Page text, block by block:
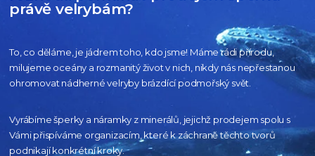
právě velrybám?
To, co děláme, je jádrem toho, kdo jsme! Máme rádi přírodu,
milujeme oceány a rozmanitý život v nich, nikdy nás nepřestanou
ohromovat nádherné velryby brázdící podmořský svět.
Vyrábíme šperky a náramky z minerálů, jejichž prodejem spolu s
Vámi přispíváme organizacím,které k záchraně těchto tvorů
podnikají konkrétní kroky.